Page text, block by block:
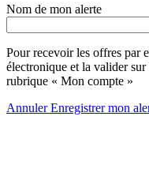
Nom de mon alerte
Pour recevoir les offres par
électronique et la valider sur
rubrique « Mon compte »
AnnulerEnregistrer mon